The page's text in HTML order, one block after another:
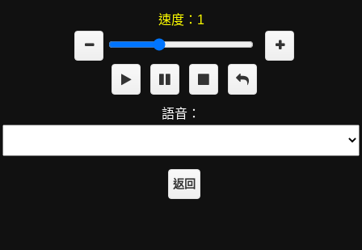
速度： 1
語音：
返回